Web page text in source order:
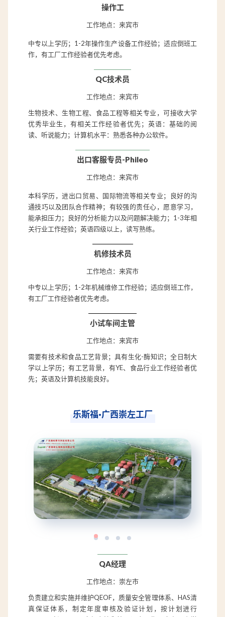
操作工
工作地点：来宾市
中专以上学历；1-2年操作生产设备工作经验；适应倒班工
作，有工厂工作经验者优先考虑。
QC技术员
工作地点：来宾市
生物技术、生物工程、食品工程等相关专业，可接收大学
优秀毕业生，有相关工作经验者优先；英语：基础的阅
读、听说能力；计算机水平：熟悉各种办公软件。
出口客服专员-Phileo
工作地点：来宾市
本科学历，进出口贸易、国际物流等相关专业；良好的沟
通技巧以及团队合作精神；有较强的责任心，愿意学习，
能承担压力；良好的分析能力以及问题解决能力；1-3年相
关行业工作经验；英语四级以上，读写熟练。
机修技术员
工作地点：来宾市
中专以上学历；1-2年机械维修工作经验；适应倒班工作，
有工厂工作经验者优先考虑。
小试车间主管
工作地点：来宾市
需要有技术和食品工艺背景；具有生化-酶知识；全日制大
学以上学历；有工艺背景，有YE、食品行业工作经验者优
先；英语及计算机技能良好。
乐斯福·广西崇左工厂
QA经理
工作地点：崇左市
负责建立和实施并维护QEOF，质量安全管理体系、HAS清
真保证体系，制定年度审核及验证计划，按计划进行